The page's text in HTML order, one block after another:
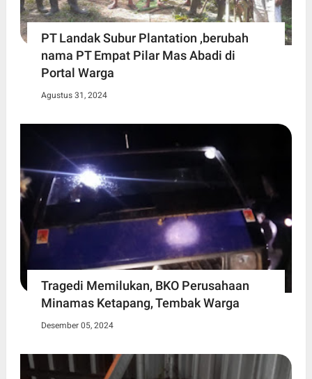
PT Landak Subur Plantation ,berubah
nama PT Empat Pilar Mas Abadi di
Portal Warga
Agustus 31, 2024
Tragedi Memilukan, BKO Perusahaan
Minamas Ketapang, Tembak Warga
Desember 05, 2024